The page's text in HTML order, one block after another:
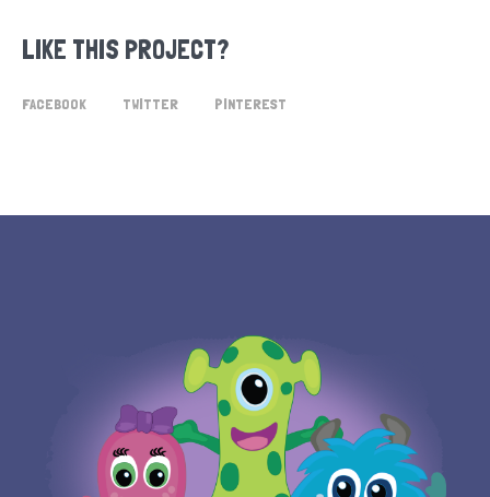
LIKE THIS PROJECT?
FACEBOOK TWITTER PINTEREST